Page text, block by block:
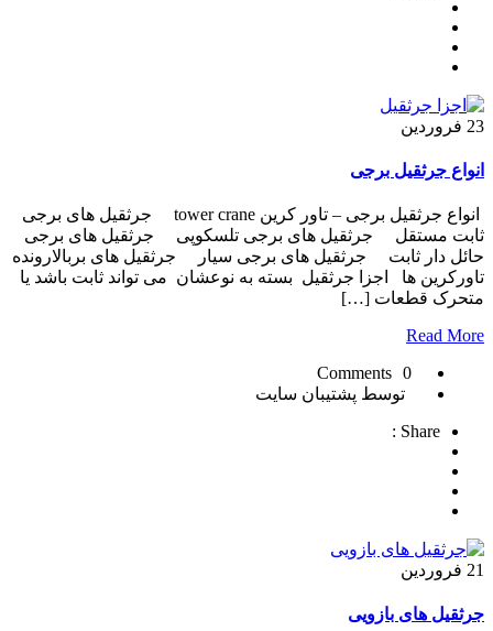
23 فروردین
انواع جرثقیل برجی
انواع جرثقیل برجی – تاور کرین tower crane جرثقیل های برجی
ثابت مستقل جرثقیل های برجی تلسکوپی جرثقیل های برجی
حائل دار ثابت جرثقیل های برجی سیار جرثقیل های بربالارونده
تاورکرین ها اجزا جرثقیل بسته به نوعشان می تواند ثابت باشد یا
متحرک قطعات […]
Read More
0 Comments
توسط پشتیبان سایت
Share :
21 فروردین
جرثقیل های بازویی